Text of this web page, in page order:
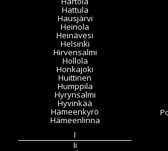
Hattula
Hausjärvi
Heinola
Heinävesi
Helsinki
Hirvensalmi
Hollola
Honkajoki
Huittinen
Humppila
Hyrynsalmi
Hyvinkää
Hämeenkyrö
Hämeenlinna
I
Ii